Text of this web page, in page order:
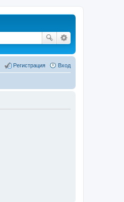
Вход
Регистрация